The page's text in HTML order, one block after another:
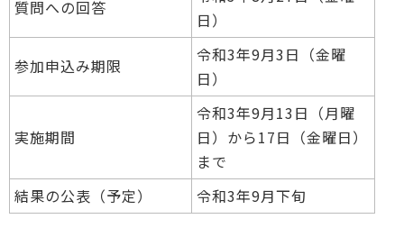
質問への回答
日）
参加申込み期限
令和3年9月3日（金曜
日）
実施期間
令和3年9月13日（月曜
日）から17日（金曜日）
まで
結果の公表（予定）
令和3年9月下旬